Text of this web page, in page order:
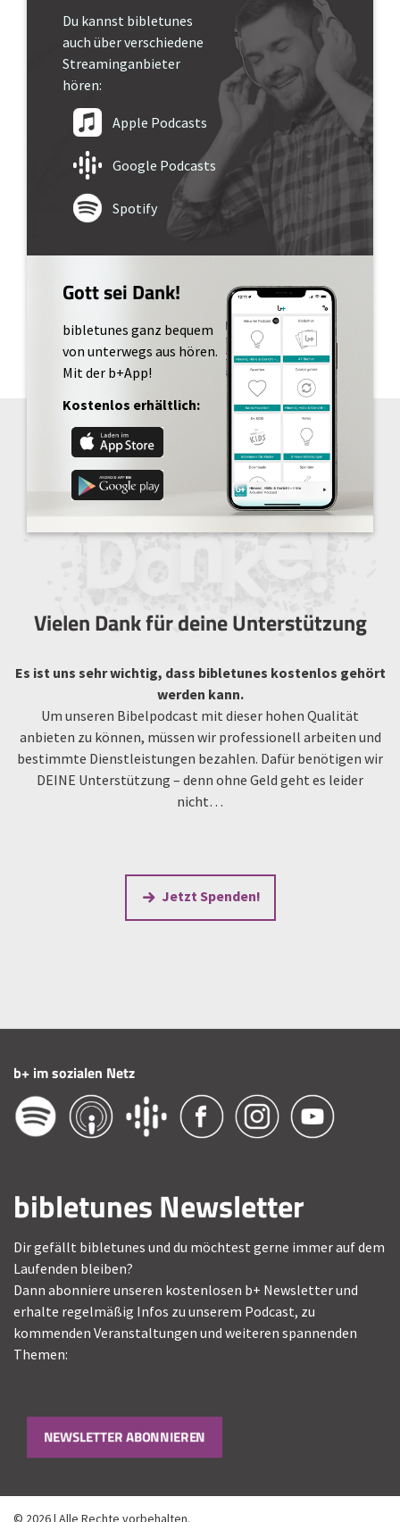
Du kannst bibletunes
auch über verschiedene
Streaminganbieter
hören:
Apple Podcasts
Google Podcasts
Spotify
Gott sei Dank!
bibletunes ganz bequem
von unterwegs aus hören.
Mit der b+App!
Kostenlos erhältlich:
Vielen Dank für deine Unterstützung
Es ist uns sehr wichtig, dass bibletunes kostenlos gehört
werden kann.
Um unseren Bibelpodcast mit dieser hohen Qualität
anbieten zu können, müssen wir professionell arbeiten und
bestimmte Dienstleistungen bezahlen. Dafür benötigen wir
DEINE Unterstützung – denn ohne Geld geht es leider
nicht…
Jetzt Spenden!
b+ im sozialen Netz
bibletunes Newsletter
Dir gefällt bibletunes und du möchtest gerne immer auf dem
Laufenden bleiben?
Dann abonniere unseren kostenlosen b+ Newsletter und
erhalte regelmäßig Infos zu unserem Podcast, zu
kommenden Veranstaltungen und weiteren spannenden
Themen:
NEWSLETTER ABONNIEREN
© 2026 | Alle Rechte vorbehalten.